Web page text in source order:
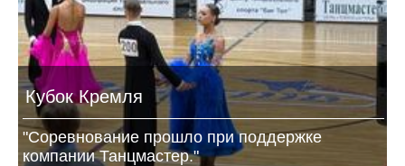
Кубок Кремля
"Соревнование прошло при поддержке
компании Танцмастер."